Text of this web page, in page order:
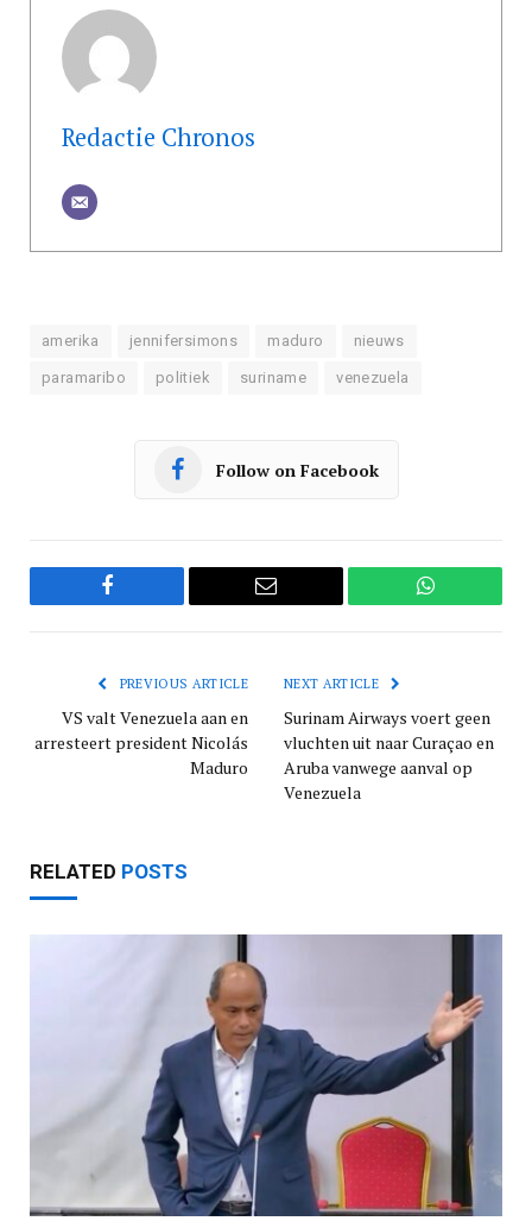
Redactie Chronos
amerika jennifersimons maduro nieuws
paramaribo politiek suriname venezuela
Follow on Facebook
Facebook Email WhatsApp
PREVIOUS ARTICLE
VS valt Venezuela aan en
arresteert president Nicolás
Maduro
NEXT ARTICLE
Surinam Airways voert geen
vluchten uit naar Curaçao en
Aruba vanwege aanval op
Venezuela
RELATED POSTS